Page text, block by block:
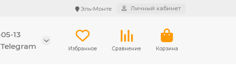
Эль-Монте Личный кабинет
13
Избранное Сравнение Корзина